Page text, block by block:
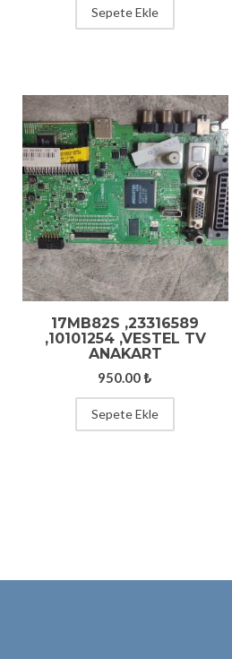
Sepete Ekle
17MB82S ,23316589
,10101254 ,VESTEL TV
ANAKART
950.00₺
Sepete Ekle